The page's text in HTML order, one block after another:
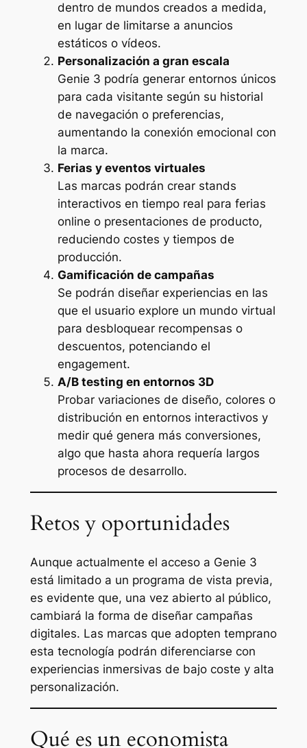
dentro de mundos creados a medida,
en lugar de limitarse a anuncios
estáticos o vídeos.
Personalización a gran escala
Genie 3 podría generar entornos únicos
para cada visitante según su historial
de navegación o preferencias,
aumentando la conexión emocional con
la marca.
Ferias y eventos virtuales
Las marcas podrán crear stands
interactivos en tiempo real para ferias
online o presentaciones de producto,
reduciendo costes y tiempos de
producción.
Gamificación de campañas
Se podrán diseñar experiencias en las
que el usuario explore un mundo virtual
para desbloquear recompensas o
descuentos, potenciando el
engagement.
A/B testing en entornos 3D
Probar variaciones de diseño, colores o
distribución en entornos interactivos y
medir qué genera más conversiones,
algo que hasta ahora requería largos
procesos de desarrollo.
Retos y oportunidades
Aunque actualmente el acceso a Genie 3
está limitado a un programa de vista previa,
es evidente que, una vez abierto al público,
cambiará la forma de diseñar campañas
digitales. Las marcas que adopten temprano
esta tecnología podrán diferenciarse con
experiencias inmersivas de bajo coste y alta
personalización.
Qué es un economista